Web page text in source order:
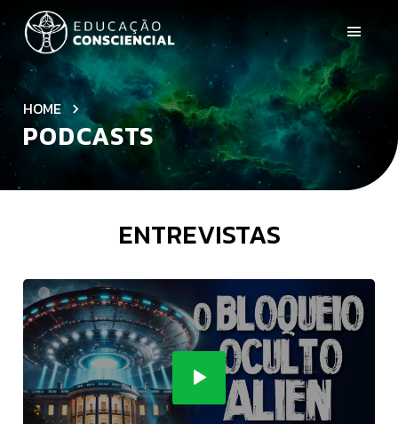
HOME
PODCASTS
ENTREVISTAS